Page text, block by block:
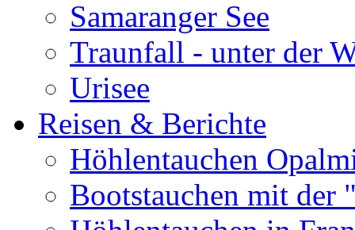
Samaranger See
Traunfall - unter der
Urisee
Reisen & Berichte
Höhlentauchen
Bootstauchen mit